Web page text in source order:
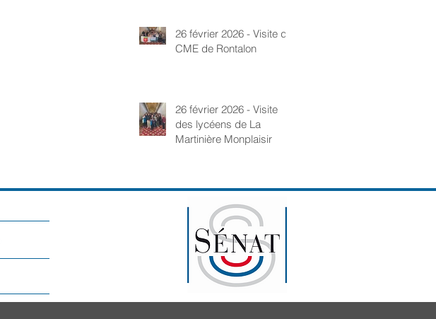
26 février 2026 - Visite du
CME de Rontalon
26 février 2026 - Visite
des lycéens de La
Martinière Monplaisir